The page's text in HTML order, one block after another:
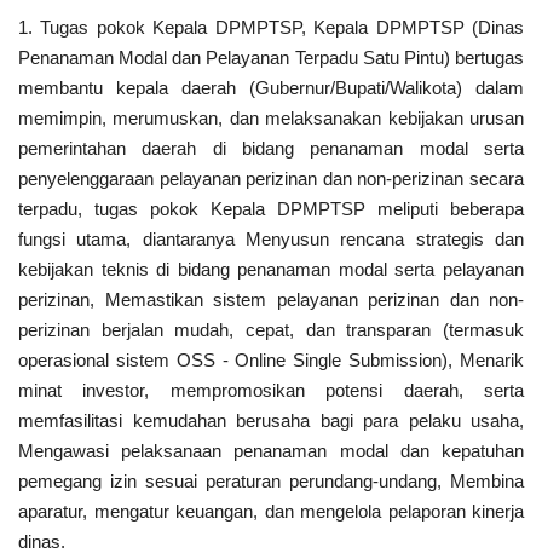
1. Tugas pokok Kepala DPMPTSP, Kepala DPMPTSP (Dinas
Penanaman Modal dan Pelayanan Terpadu Satu Pintu) bertugas
membantu kepala daerah (Gubernur/Bupati/Walikota) dalam
memimpin, merumuskan, dan melaksanakan kebijakan urusan
pemerintahan daerah di bidang penanaman modal serta
penyelenggaraan pelayanan perizinan dan non-perizinan secara
terpadu, tugas pokok Kepala DPMPTSP meliputi beberapa
fungsi utama, diantaranya Menyusun rencana strategis dan
kebijakan teknis di bidang penanaman modal serta pelayanan
perizinan, Memastikan sistem pelayanan perizinan dan non-
perizinan berjalan mudah, cepat, dan transparan (termasuk
operasional sistem OSS - Online Single Submission), Menarik
minat investor, mempromosikan potensi daerah, serta
memfasilitasi kemudahan berusaha bagi para pelaku usaha,
Mengawasi pelaksanaan penanaman modal dan kepatuhan
pemegang izin sesuai peraturan perundang-undang, Membina
aparatur, mengatur keuangan, dan mengelola pelaporan kinerja
dinas.